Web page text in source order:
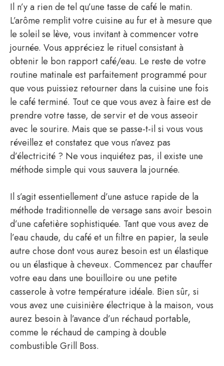
Il n’y a rien de tel qu’une tasse de café le matin.
L’arôme remplit votre cuisine au fur et à mesure que
le soleil se lève, vous invitant à commencer votre
journée. Vous appréciez le rituel consistant à
obtenir le bon rapport café/eau. Le reste de votre
routine matinale est parfaitement programmé pour
que vous puissiez retourner dans la cuisine une fois
le café terminé. Tout ce que vous avez à faire est de
prendre votre tasse, de servir et de vous asseoir
avec le sourire. Mais que se passe-t-il si vous vous
réveillez et constatez que vous n’avez pas
d’électricité ? Ne vous inquiétez pas, il existe une
méthode simple qui vous sauvera la journée.
Il s’agit essentiellement d’une astuce rapide de la
méthode traditionnelle de versage sans avoir besoin
d’une cafetière sophistiquée. Tant que vous avez de
l’eau chaude, du café et un filtre en papier, la seule
autre chose dont vous aurez besoin est un élastique
ou un élastique à cheveux. Commencez par chauffer
votre eau dans une bouilloire ou une petite
casserole à votre température idéale. Bien sûr, si
vous avez une cuisinière électrique à la maison, vous
aurez besoin à l’avance d’un réchaud portable,
comme le réchaud de camping à double
combustible Grill Boss.